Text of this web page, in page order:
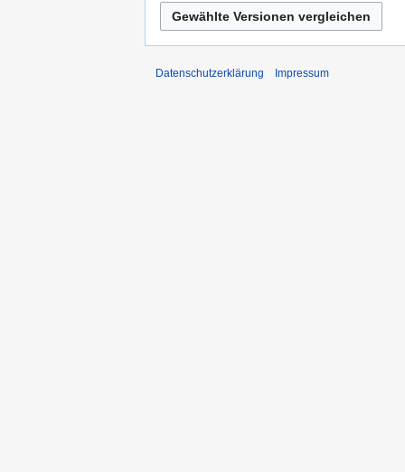
Datenschutzerklärung Impressum